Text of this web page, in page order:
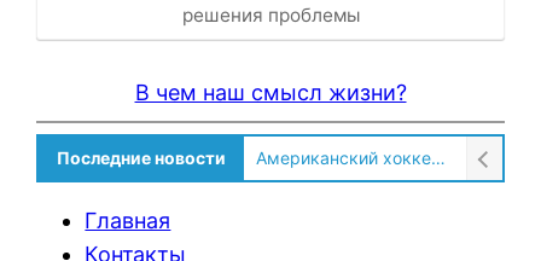
решения проблемы
В чем наш смысл жизни?
Последние новости
Американский хоккеист рассказал о культурном шоке после переезда в Россию!
Солдат ВСУ говорит о том, чтобы продавали топливо для ремонта техники в Угледаре
Главная
Контакты